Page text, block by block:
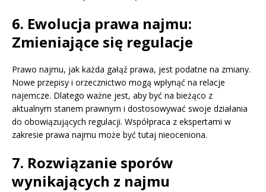
6. Ewolucja prawa najmu:
Zmieniające się regulacje
Prawo najmu, jak każda gałąź prawa, jest podatne na zmiany.
Nowe przepisy i orzecznictwo mogą wpłynąć na relacje
najemcze. Dlatego ważne jest, aby być na bieżąco z
aktualnym stanem prawnym i dostosowywać swoje działania
do obowiązujących regulacji. Współpraca z ekspertami w
zakresie prawa najmu może być tutaj nieoceniona.
7. Rozwiązanie sporów
wynikających z najmu